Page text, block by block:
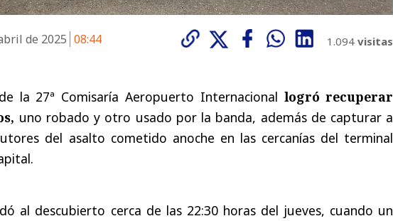
de 2025 08:44 1.094 visitas
la 27ª Comisaría Aeropuerto Internacional logró recuperar
uno robado y otro usado por la banda, además de capturar a
del asalto cometido anoche en las cercanías del terminal
al descubierto cerca de las 22:30 horas del jueves, cuando un